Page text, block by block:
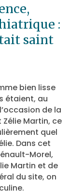
:
saint
bien lisse
étaient, au
de la
Martin, ce
quel
Dans cet
Morel,
Martin et de
du site, on